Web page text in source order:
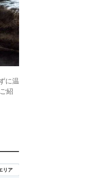
に温
紹
リア